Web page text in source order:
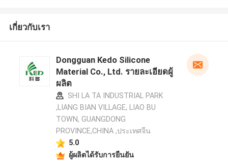
เกี่ยวกับเรา
Dongguan Kedo Silicone
Material Co., Ltd. รายละเอียดผู้
ผลิต
SHI LA TA INDUSTRIAL PARK
,LIANG BIAN VILLAGE, LIAO BU
TOWN, GUANGDONG
PROVINCE,CHINA ,ประเทศจีน
5.0
ผู้ผลิตได้รับการยืนยัน